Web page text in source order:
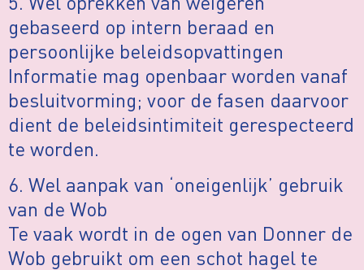
gebaseerd op intern beraad en
persoonlijke beleidsopvattingen
Informatie mag openbaar worden vanaf
besluitvorming; voor de fasen daarvoor
dient de beleidsintimiteit gerespecteerd
te worden.
6. Wel aanpak van ‘oneigenlijk’ gebruik
van de Wob
Te vaak wordt in de ogen van Donner de
Wob gebruikt om een schot hagel te